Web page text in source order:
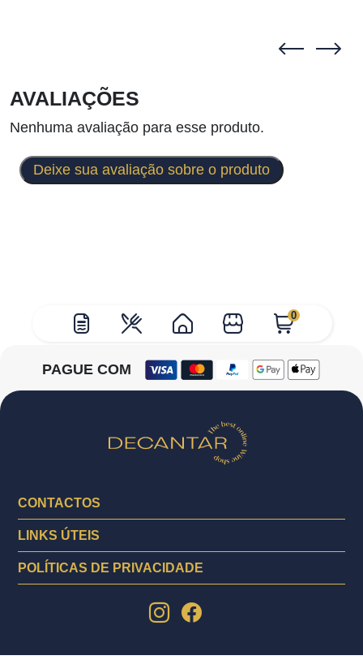
0
AVALIAÇÕES
Nenhuma avaliação para esse produto.
Deixe sua avaliação sobre o produto
PAGUE COM
CONTACTOS
LINKS ÚTEIS
POLÍTICAS DE PRIVACIDADE